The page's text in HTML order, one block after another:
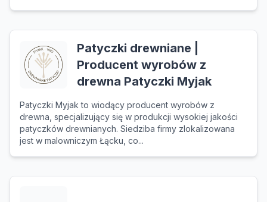
Patyczki drewniane |
Producent wyrobów z
drewna Patyczki Myjak
Patyczki Myjak to wiodący producent wyrobów z
drewna, specjalizujący się w produkcji wysokiej jakości
patyczków drewnianych. Siedziba firmy zlokalizowana
jest w malowniczym Łącku, co...